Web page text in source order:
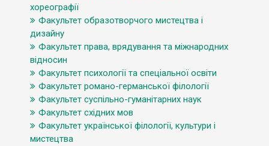
хореографії
Факультет образотворчого мистецтва і
дизайну
Факультет права, врядування та міжнародних
відносин
Факультет психології та спеціальної освіти
Факультет романо-германської філології
Факультет суспільно-гуманітарних наук
Факультет східних мов
Факультет української філології, культури і
мистецтва